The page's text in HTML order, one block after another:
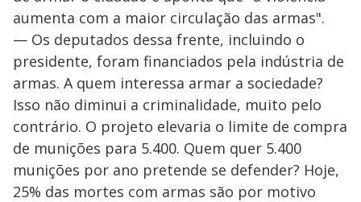
aumenta com a maior circulação das armas".
— Os deputados dessa frente, incluindo o
presidente, foram financiados pela indústria de
armas. A quem interessa armar a sociedade?
Isso não diminui a criminalidade, muito pelo
contrário. O projeto elevaria o limite de compra
de munições para 5.400. Quem quer 5.400
munições por ano pretende se defender? Hoje,
25% das mortes com armas são por motivo